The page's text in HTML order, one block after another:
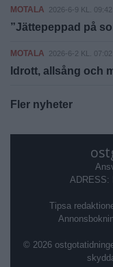
MOTALA 2026-6-9 KL. 09:42
”Jättepeppad på
MOTALA 2026-6-2 KL. 07:02
Idrott, allsång och
Fler nyheter
ADRESS:
Tipsa
© 2026